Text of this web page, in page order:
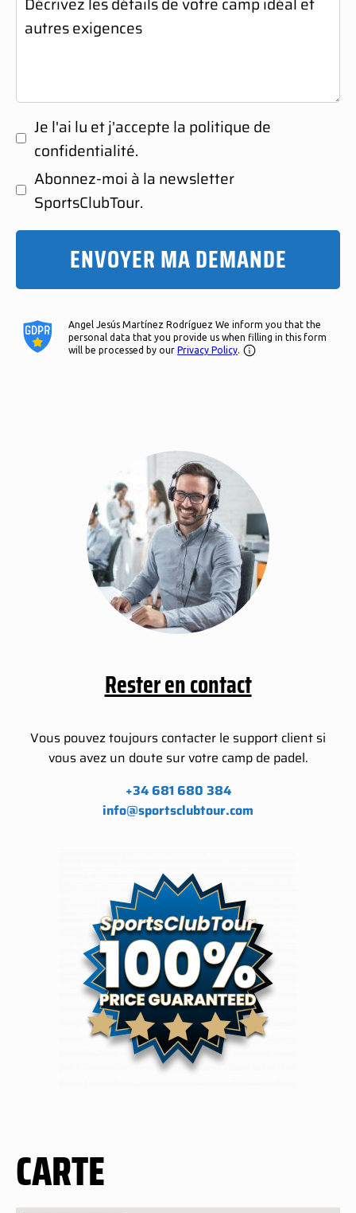
Je l'ai lu et j'accepte la politique de
confidentialité.
Abonnez-moi à la newsletter
SportsClubTour.
ENVOYER MA DEMANDE
Rester en contact
Vous pouvez toujours contacter le support client si
vous avez un doute sur votre camp de padel.
+34 681 680 384
info@sportsclubtour.com
CARTE